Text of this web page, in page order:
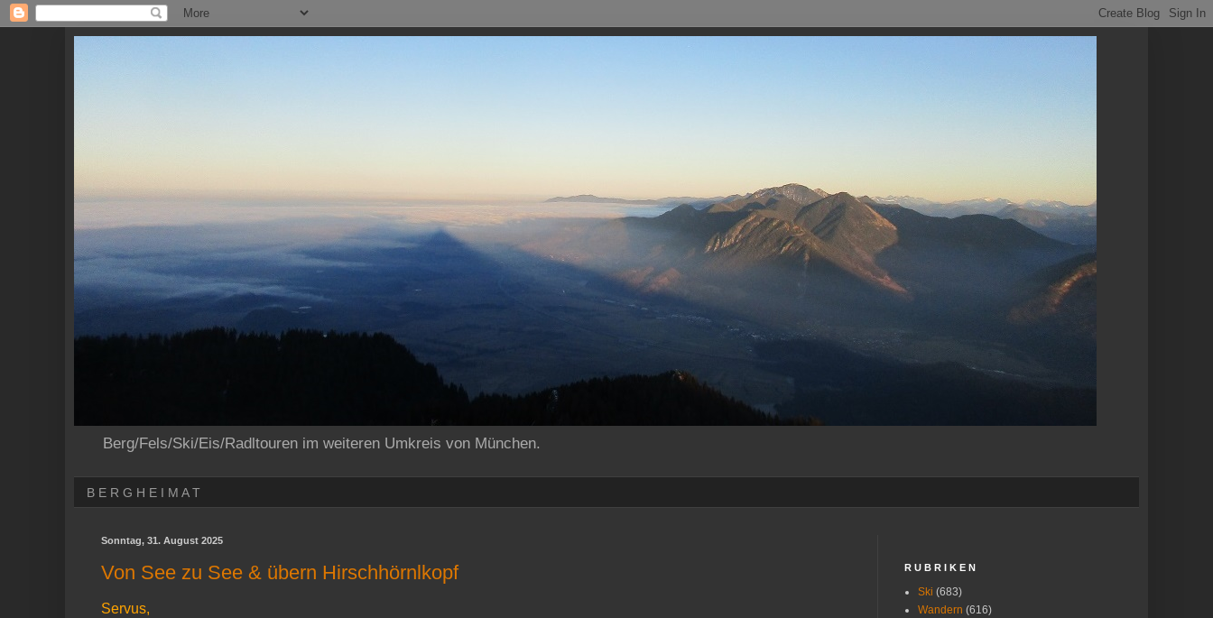
Berg/Fels/Ski/Eis/Radltouren im weiteren Umkreis von München.
B E R G H E I M A T
Sonntag, 31. August 2025
Von See zu See & übern Hirschhörnlkopf
Servus,
R U B R I K E N
Ski (683)
Wandern (616)